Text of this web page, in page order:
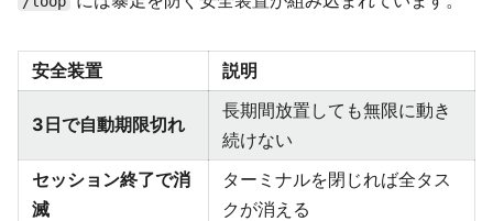
安全装置 説明
3日で自動期限切れ
長期間放置しても無限に動き
続けない
セッション終了で消
滅
ターミナルを閉じれば全タス
クが消える